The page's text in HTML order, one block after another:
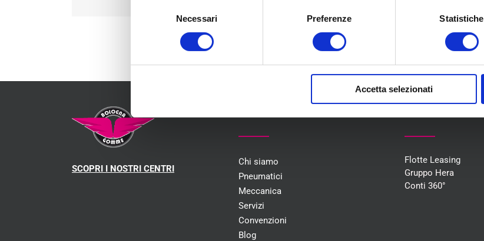
Necessari Preferenze Statistiche
Accetta selezionati
SCOPRI I NOSTRI CENTRI
Chi siamo
Pneumatici
Meccanica
Servizi
Convenzioni
Blog
Flotte Leasing
Gruppo Hera
Conti 360°